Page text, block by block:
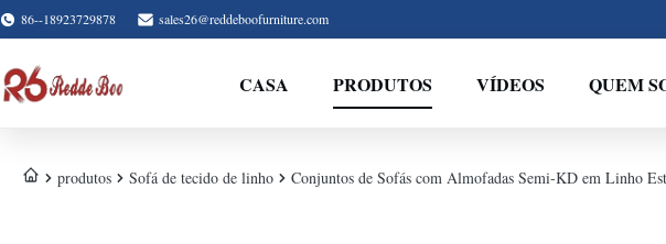
86--18923729878 sales26@reddeboofurniture.com
CASA PRODUTOS VÍDEOS QUEM
produtos Sofá de tecido de linho Conjuntos de Sofás com Almofadas Semi-KD em Linho